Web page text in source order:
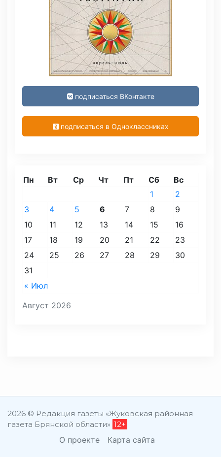
подписаться ВКонтакте
подписаться в Одноклассниках
Август 2026
Пн Вт Ср Чт Пт Сб Вс
« Июл
1
2
3
4 5 6 7 8
9
10
11 12 13 14 15
16
17
18 19 20 21 22
23
24
25 26 27 28 29
30
31
2026 © Редакция газеты «Жуковская районная
газета Брянской области» 12+
О проекте Карта сайта